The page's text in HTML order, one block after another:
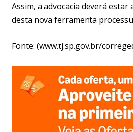
Assim, a advocacia deverá
desta nova ferramenta
Fonte: (www.tj.sp.gov.br/